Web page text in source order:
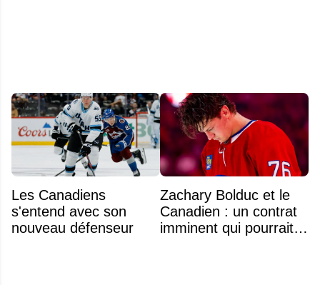
Les Canadiens
s'entend avec son
nouveau défenseur
Zachary Bolduc et le
Canadien : un contrat
imminent qui pourrait